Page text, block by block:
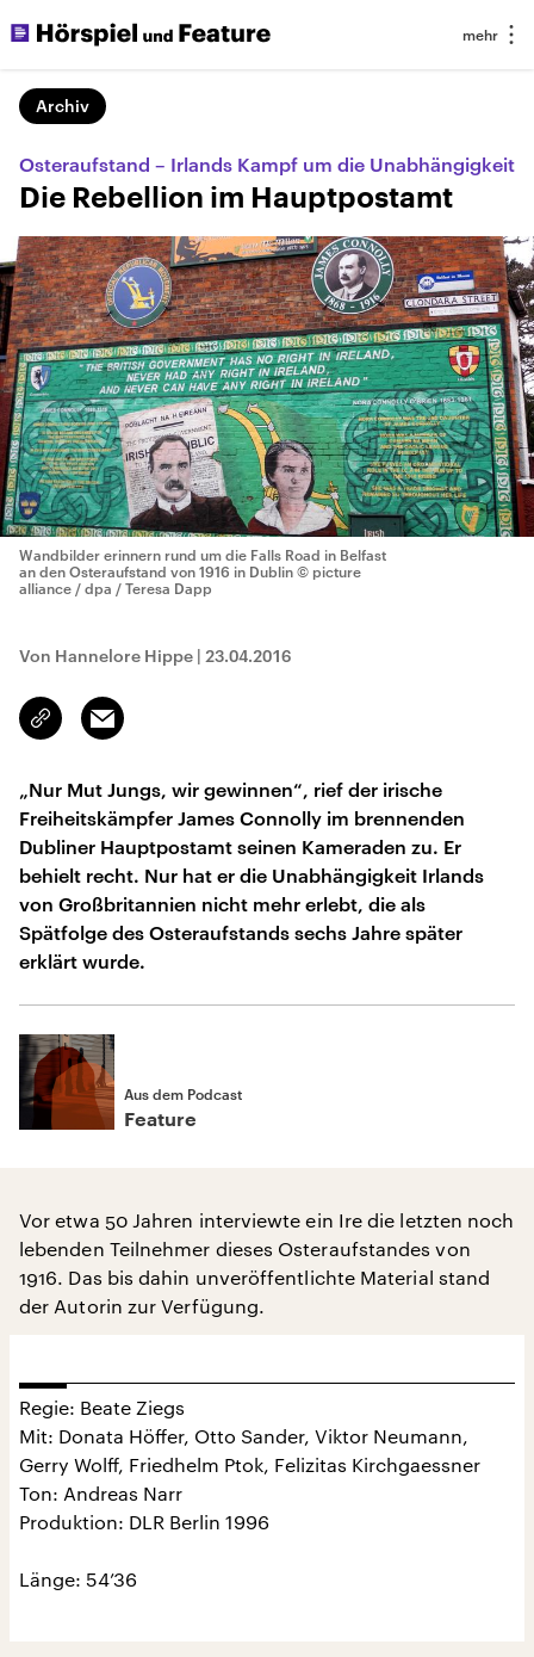
Archiv
Osteraufstand – Irlands Kampf um die Unabhängigkeit
Die Rebellion im Hauptpostamt
Wandbilder erinnern rund um die Falls Road in Belfast
an den Osteraufstand von 1916 in Dublin © picture
alliance / dpa / Teresa Dapp
Von Hannelore Hippe | 23.04.2016
Link
kopieren/teilen
Email
„Nur Mut Jungs, wir gewinnen“, rief der irische
Freiheitskämpfer James Connolly im brennenden
Dubliner Hauptpostamt seinen Kameraden zu. Er
behielt recht. Nur hat er die Unabhängigkeit Irlands
von Großbritannien nicht mehr erlebt, die als
Spätfolge des Osteraufstands sechs Jahre später
erklärt wurde.
Aus dem Podcast
Feature
Vor etwa 50 Jahren interviewte ein Ire die letzten noch
lebenden Teilnehmer dieses Osteraufstandes von
1916. Das bis dahin unveröffentlichte Material stand
der Autorin zur Verfügung.
Regie: Beate Ziegs
Mit: Donata Höffer, Otto Sander, Viktor Neumann,
Gerry Wolff, Friedhelm Ptok, Felizitas Kirchgaessner
Ton: Andreas Narr
Produktion: DLR Berlin 1996
Länge: 54’36